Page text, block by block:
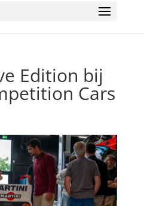
Edition bij
Cars